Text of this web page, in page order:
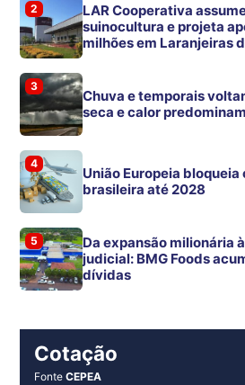
2
LAR Cooperativa
suinocultura e projeta
milhões em Laranjeiras
3
Chuva e temporais
seca e calor
4
União Europeia
brasileira até 2028
5
Da expansão milionária
judicial: BMG Foods
dívidas
Cotação
FonteCEPEA